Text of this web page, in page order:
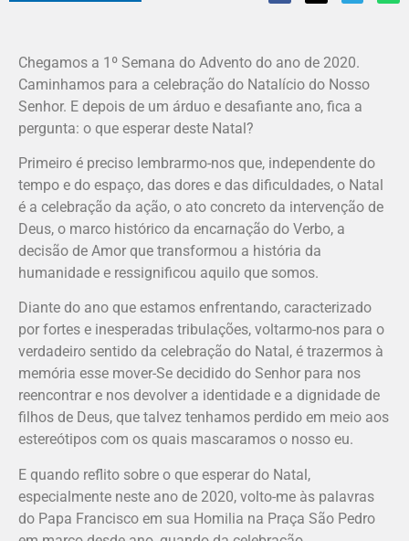
Chegamos a 1º Semana do Advento do ano de 2020.
Caminhamos para a celebração do Natalício do Nosso
Senhor. E depois de um árduo e desafiante ano, fica a
pergunta: o que esperar deste Natal?
Primeiro é preciso lembrarmo-nos que, independente do
tempo e do espaço, das dores e das dificuldades, o Natal
é a celebração da ação, o ato concreto da intervenção de
Deus, o marco histórico da encarnação do Verbo, a
decisão de Amor que transformou a história da
humanidade e ressignificou aquilo que somos.
Diante do ano que estamos enfrentando, caracterizado
por fortes e inesperadas tribulações, voltarmo-nos para o
verdadeiro sentido da celebração do Natal, é trazermos à
memória esse mover-Se decidido do Senhor para nos
reencontrar e nos devolver a identidade e a dignidade de
filhos de Deus, que talvez tenhamos perdido em meio aos
estereótipos com os quais mascaramos o nosso eu.
E quando reflito sobre o que esperar do Natal,
especialmente neste ano de 2020, volto-me às palavras
do Papa Francisco em sua Homilia na Praça São Pedro